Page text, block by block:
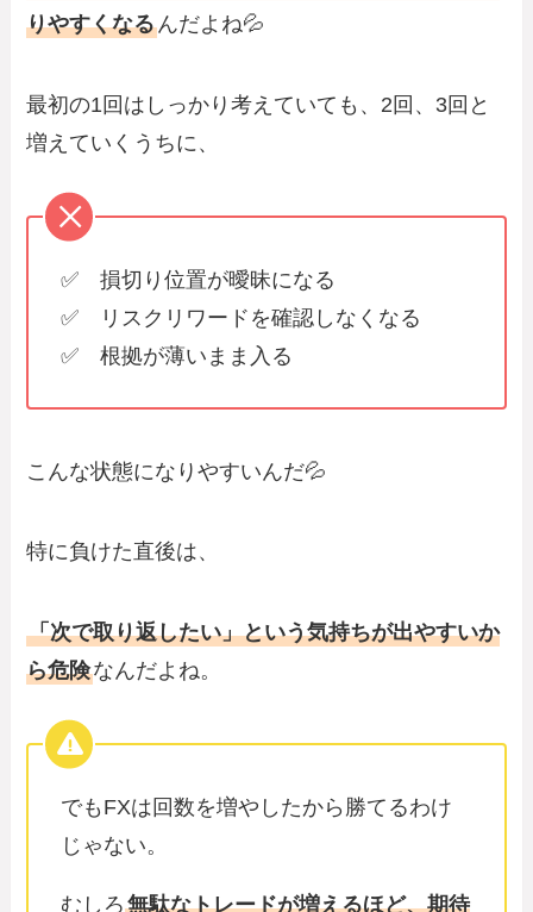
りやすくなるんだよね💦
最初の1回はしっかり考えていても、2回、3回と
増えていくうちに、
✅ 損切り位置が曖昧になる
✅ リスクリワードを確認しなくなる
✅ 根拠が薄いまま入る
こんな状態になりやすいんだ💦
特に負けた直後は、
「次で取り返したい」という気持ちが出やすいか
ら危険なんだよね。
でもFXは回数を増やしたから勝てるわけ
じゃない。
むしろ無駄なトレードが増えるほど、期待